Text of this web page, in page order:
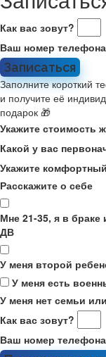
Как вас зовут?
Ваш номер телефона
Записаться
Заполните короткий
и получите её
подарок 🎁
Укажите стоимость
Какой у вас
Укажите
Расскажите о себе
Мне 21-35, я в
ДВ
У меня второй
У меня есть
У меня нет семьи
Как вас зовут?
Ваш номер телефона